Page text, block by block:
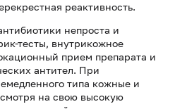
реактивность.
непроста и
тесты, внутрикожное
прием препарата и
антител. При
типа кожные и
на свою высокую